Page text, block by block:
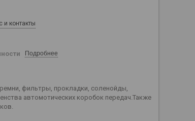
и контакты
Подробнее
фильтры, прокладки, соленойды,
автомотических коробок передач.Также